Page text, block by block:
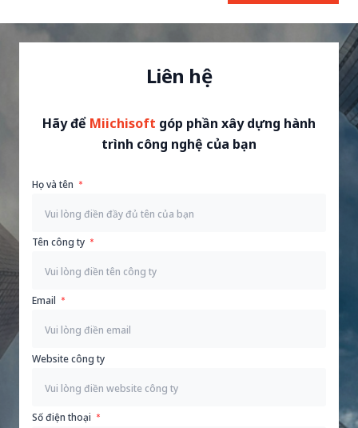
Liên hệ
Hãy để Miichisoft góp phần xây dựng hành
trình công nghệ của bạn
Họ và tên
Tên công ty
Email
Website công ty
Số điện thoại